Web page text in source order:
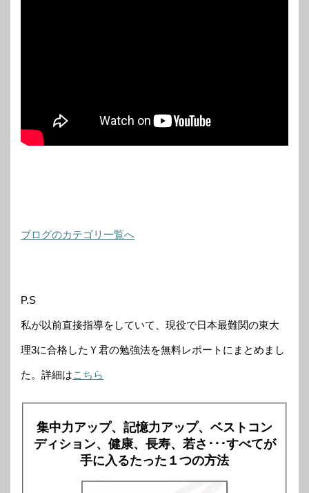
ブログのカテゴリ一覧へ
P.S
私が以前直接指導をしていて、現役で日本最難関の東大
理3に合格したＹ君の勉強法を無料レポートにまとめまし
た。詳細はこちら
集中力アップ、記憶力アップ、ベストコン
ディション、健康、長寿、若さ･･･すべてが
手に入るたった１つの方法